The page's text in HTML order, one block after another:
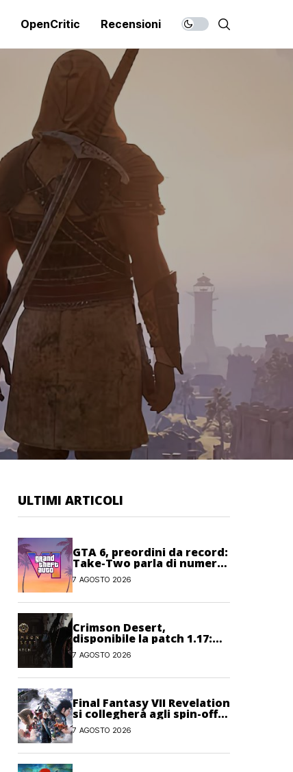
OpenCritic Recensioni
ULTIMI ARTICOLI
GTA 6, preordini da record:
Take-Two parla di numeri
“senza precedenti”
7 AGOSTO 2026
Crimson Desert,
disponibile la patch 1.17:
correzioni per sfide,
combattimento e
7 AGOSTO 2026
Final Fantasy VII Revelation
si collegherà agli spin-off
di FF7: Hamaguchi non si
pone limiti
7 AGOSTO 2026